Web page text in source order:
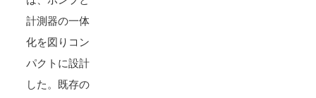
計測器の一体
化を図りコン
パクトに設計
した。既存の